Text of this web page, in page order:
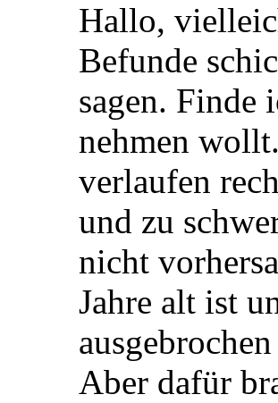
Hallo,
Befunde
sagen. Finde
nehmen
verlaufen
und zu
nicht
Jahre alt ist
Aber dafür